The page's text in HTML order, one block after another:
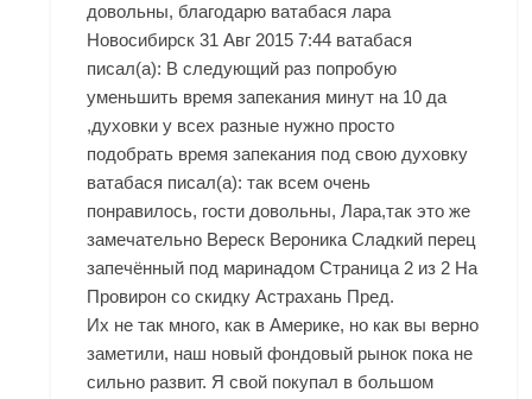
довольны, благодарю ватабася лара
Новосибирск 31 Авг 2015 7:44 ватабася
писал(а): В следующий раз попробую
уменьшить время запекания минут на 10 да
,духовки у всех разные нужно просто
подобрать время запекания под свою духовку
ватабася писал(а): так всем очень
понравилось, гости довольны, Лара,так это же
замечательно Вереск Вероника Сладкий перец
запечённый под маринадом Страница 2 из 2 На
Провирон со скидку Астрахань Пред.
Их не так много, как в Америке, но как вы верно
заметили, наш новый фондовый рынок пока не
сильно развит. Я свой покупал в большом